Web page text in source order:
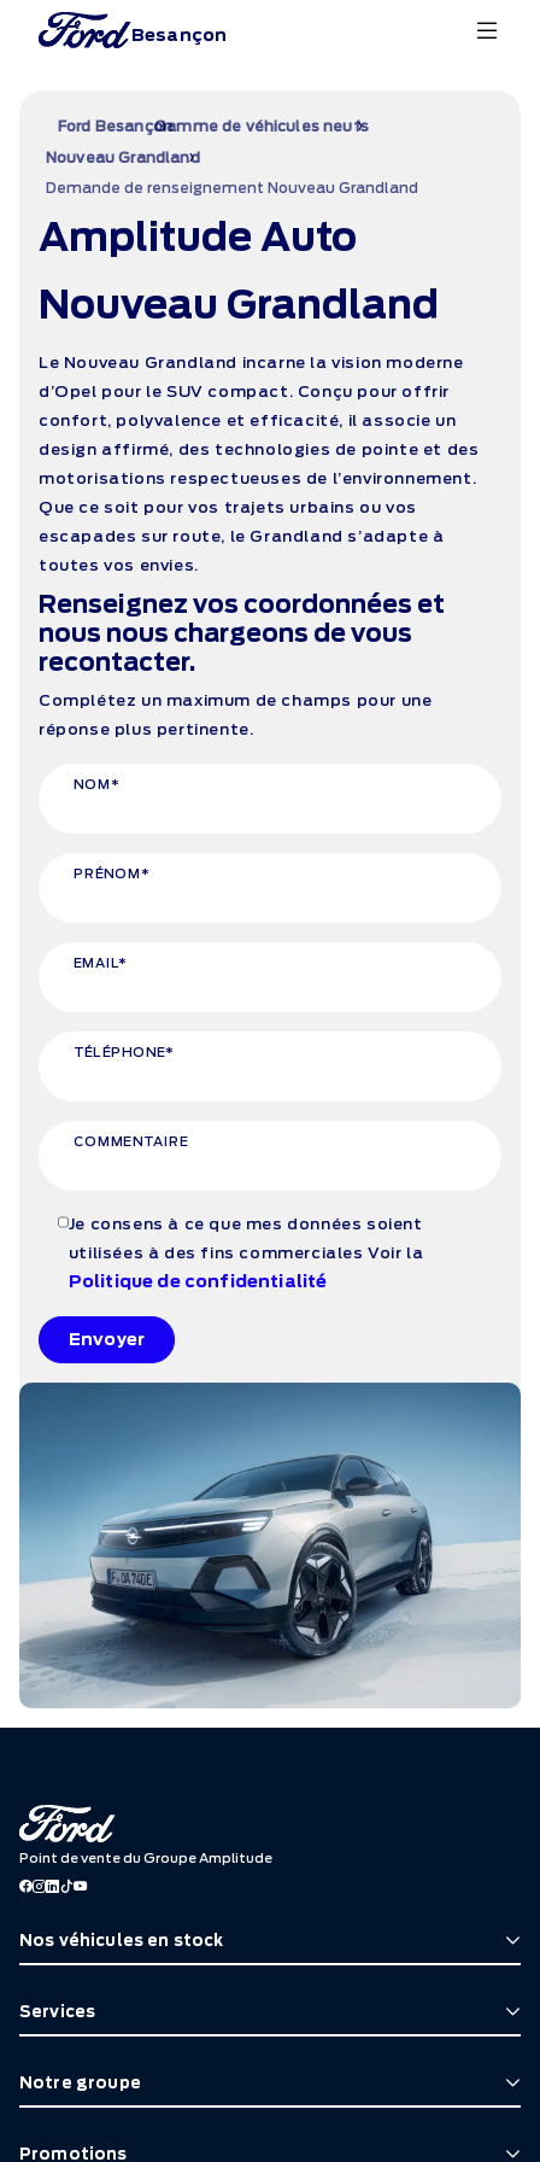
Besançon
Ford Besançon
›
Gamme de véhicules neufs
›
Nouveau Grandland
›
Demande de renseignement Nouveau Grandland
Amplitude Auto
Nouveau Grandland
Le Nouveau Grandland incarne la vision moderne
d’Opel pour le SUV compact. Conçu pour offrir
confort, polyvalence et efficacité, il associe un
design affirmé, des technologies de pointe et des
motorisations respectueuses de l’environnement.
Que ce soit pour vos trajets urbains ou vos
escapades sur route, le Grandland s’adapte à
toutes vos envies.
Renseignez vos coordonnées et
nous nous chargeons de vous
recontacter.
Complétez un maximum de champs pour une
réponse plus pertinente.
NOM*
PRÉNOM*
EMAIL*
TÉLÉPHONE*
COMMENTAIRE
Je consens à ce que mes données soient
utilisées à des fins commerciales Voir la
Politique de confidentialité
Envoyer
Point de vente du Groupe Amplitude
Nos véhicules en stock
Services
Notre groupe
Promotions